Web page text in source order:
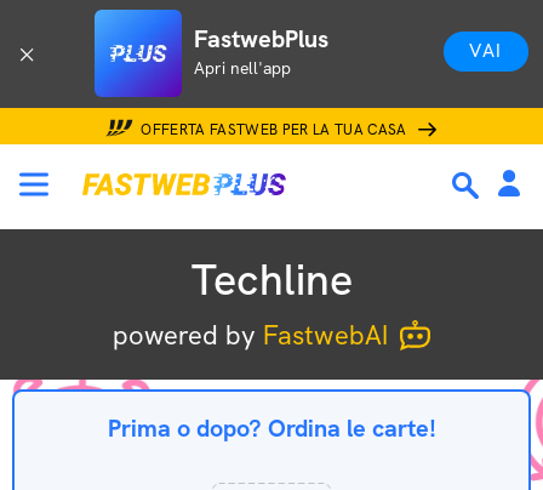
FastwebPlus
Apri nell'app
VAI
OFFERTA FASTWEB PER LA TUA CASA
Techline
powered by FastwebAI
Prima o dopo? Ordina le carte!